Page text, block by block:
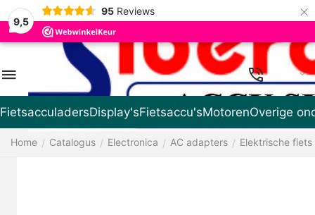
9,5
95 Reviews ×
NL
FietsacculadersDisplay'sFietsaccu'sMotorenOverige
Home / Catalogus / Electronica / AC adapters / Elektrische fiets